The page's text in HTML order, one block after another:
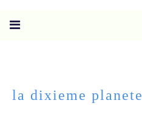
la dixieme planete